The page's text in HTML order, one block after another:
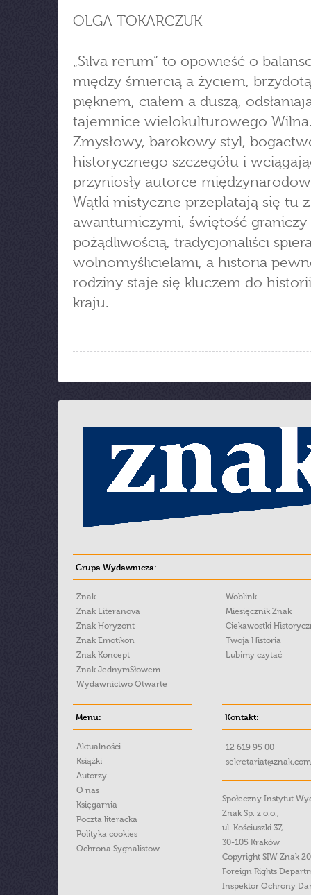
OLGA TOKARCZUK
„Silva rerum” to opowieść o
między śmiercią a życiem,
pięknem, ciałem a duszą,
tajemnice wielokulturowego
Zmysłowy, barokowy styl,
historycznego szczegółu i
przyniosły autorce
Wątki mistyczne przeplatają się tu z
awanturniczymi, świętość graniczy
pożądliwością, tradycjonaliści
wolnomyślicielami, a historia
rodziny staje się kluczem do
kraju.
Grupa Wydawnicza:
Znak
Znak Literanova
Znak Horyzont
Znak Emotikon
Znak Koncept
Znak JednymSłowem
Wydawnictwo Otwarte
Woblink
Miesięcznik Znak
Ciekawostki
Twoja Historia
Lubimy czytać
Menu:
Aktualności
Książki
Autorzy
O nas
Księgarnia
Poczta literacka
Polityka cookies
Ochrona Sygnalistow
Kontakt:
12 619 95 00
Społeczny Instytut
Znak Sp. z o.o.,
ul. Kościuszki 37,
30-105 Kraków
Copyright SIW Znak
Foreign Rights
Inspektor Ochrony